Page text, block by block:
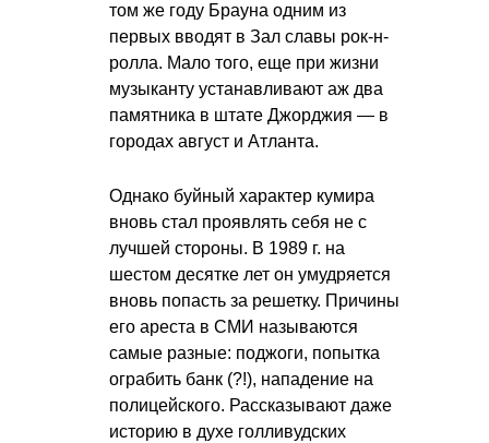
том же году Брауна одним из
первых вводят в Зал славы рок-н-
ролла. Мало того, еще при жизни
музыканту устанавливают аж два
памятника в штате Джорджия — в
городах август и Атланта.
Однако буйный характер кумира
вновь стал проявлять себя не с
лучшей стороны. В 1989 г. на
шестом десятке лет он умудряется
вновь попасть за решетку. Причины
его ареста в СМИ называются
самые разные: поджоги, попытка
ограбить банк (?!), нападение на
полицейского. Рассказывают даже
историю в духе голливудских